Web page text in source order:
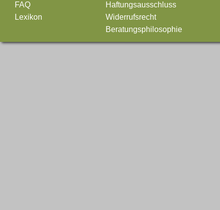
FAQ
Lexikon
Haftungsausschluss
Widerrufsrecht
Beratungsphilosophie